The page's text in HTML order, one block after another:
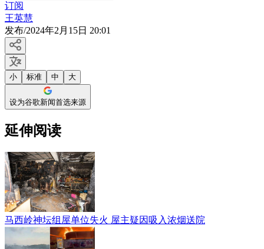
订阅
王英慧
发布/2024年2月15日 20:01
小 标准 中 大
设为谷歌新闻首选来源
延伸阅读
马西岭神坛组屋单位失火 屋主疑因吸入浓烟送院